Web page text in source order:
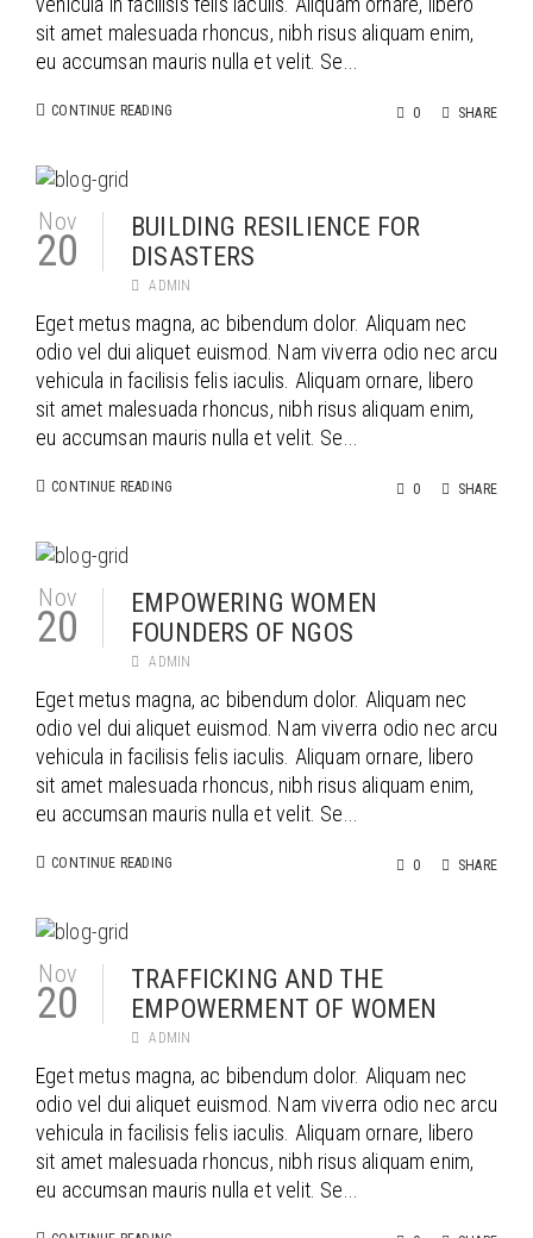
sit amet malesuada rhoncus, nibh risus aliquam enim,
eu accumsan mauris nulla et velit. Se...
CONTINUE READING 0 SHARE
Nov
20
BUILDING RESILIENCE FOR
DISASTERS
ADMIN
Eget metus magna, ac bibendum dolor. Aliquam nec
odio vel dui aliquet euismod. Nam viverra odio nec arcu
vehicula in facilisis felis iaculis. Aliquam ornare, libero
sit amet malesuada rhoncus, nibh risus aliquam enim,
eu accumsan mauris nulla et velit. Se...
CONTINUE READING 0 SHARE
Nov
20
EMPOWERING WOMEN
FOUNDERS OF NGOS
ADMIN
Eget metus magna, ac bibendum dolor. Aliquam nec
odio vel dui aliquet euismod. Nam viverra odio nec arcu
vehicula in facilisis felis iaculis. Aliquam ornare, libero
sit amet malesuada rhoncus, nibh risus aliquam enim,
eu accumsan mauris nulla et velit. Se...
CONTINUE READING 0 SHARE
Nov
20
TRAFFICKING AND THE
EMPOWERMENT OF WOMEN
ADMIN
Eget metus magna, ac bibendum dolor. Aliquam nec
odio vel dui aliquet euismod. Nam viverra odio nec arcu
vehicula in facilisis felis iaculis. Aliquam ornare, libero
sit amet malesuada rhoncus, nibh risus aliquam enim,
eu accumsan mauris nulla et velit. Se...